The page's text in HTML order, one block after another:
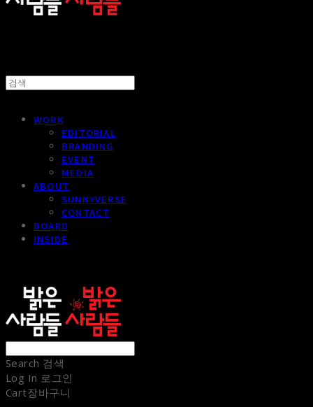
WORK
EDITORIAL
BRANDING
EVENT
MEDIA
ABOUT
SUNNYVERSE
CONTACT
BOARD
INSIDE
Search 검색
Log In 로그인
Cart장바구니